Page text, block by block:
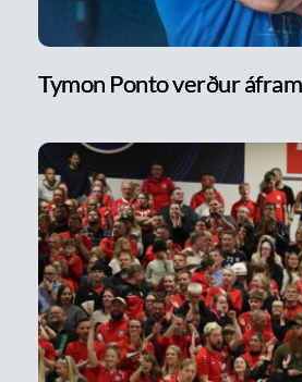
Tymon Ponto verður